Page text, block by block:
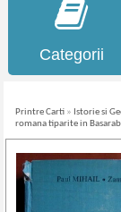
Categorii
Printre Carti » Istorie si
romana tiparite in